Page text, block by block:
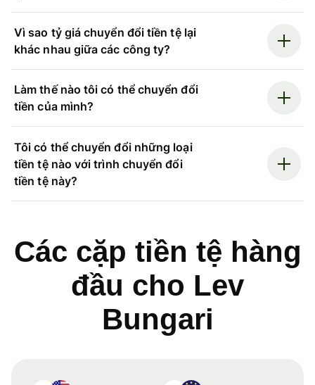
Vì sao tỷ giá chuyển đổi tiền tệ lại
khác nhau giữa các công ty?
Làm thế nào tôi có thể chuyển đổi
tiền của mình?
Tôi có thể chuyển đổi những loại
tiền tệ nào với trình chuyển đổi
tiền tệ này?
Các cặp tiền tệ hàng
đầu cho Lev
Bungari